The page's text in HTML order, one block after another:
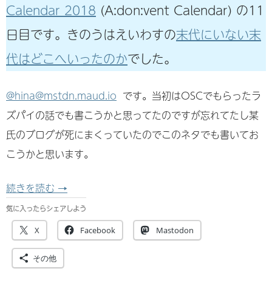
Calendar 2018 (A:don:vent Calendar) の11
日目です。きのうはえいわすの末代にいない末
代はどこへいったのかでした。
@hina@mstdn.maud.io です。当初はOSCでもらったラ
ズパイの話でも書こうかと思ってたのですが忘れてたし某
氏のブログが死にまくっていたのでこのネタでも書いてお
こうかと思います。
続きを読む 丼砲で落ちないブログを建てる
→
気に入ったらシェアしよう
X Facebook Mastodon
その他